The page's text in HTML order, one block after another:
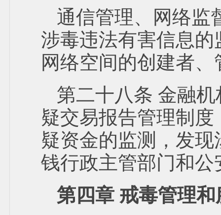
通信管理、网络监
涉毒违法有害信息
网络空间的创建者
第二十八条 金融
疑交易报告管理制
疑资金的监测，发
钱行政主管部门和公
第四章 戒毒管理和